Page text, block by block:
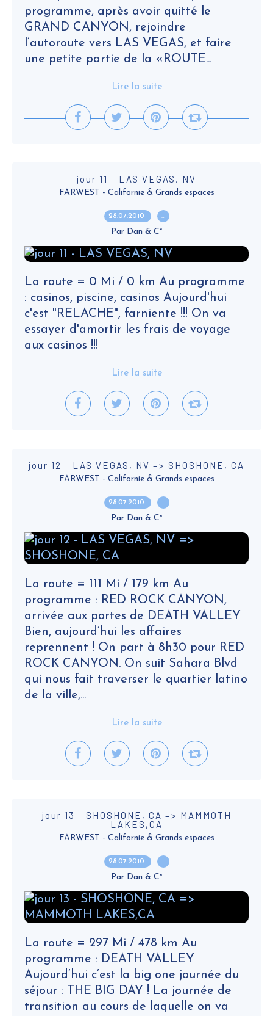
programme, après avoir quitté le
GRAND CANYON, rejoindre
l’autoroute vers LAS VEGAS, et faire
une petite partie de la «ROUTE...
Lire la suite
jour 11 - LAS VEGAS, NV
FARWEST - Californie & Grands espaces
28.07.2010 …
Par Dan & C°
La route = 0 Mi / 0 km Au programme
: casinos, piscine, casinos Aujourd'hui
c'est "RELACHE", farniente !!! On va
essayer d'amortir les frais de voyage
aux casinos !!!
Lire la suite
jour 12 - LAS VEGAS, NV => SHOSHONE, CA
FARWEST - Californie & Grands espaces
28.07.2010 …
Par Dan & C°
La route = 111 Mi / 179 km Au
programme : RED ROCK CANYON,
arrivée aux portes de DEATH VALLEY
Bien, aujourd’hui les affaires
reprennent ! On part à 8h30 pour RED
ROCK CANYON. On suit Sahara Blvd
qui nous fait traverser le quartier latino
de la ville,...
Lire la suite
jour 13 - SHOSHONE, CA => MAMMOTH
LAKES,CA
FARWEST - Californie & Grands espaces
28.07.2010 …
Par Dan & C°
La route = 297 Mi / 478 km Au
programme : DEATH VALLEY
Aujourd’hui c’est la big one journée du
séjour : THE BIG DAY ! La journée de
transition au cours de laquelle on va